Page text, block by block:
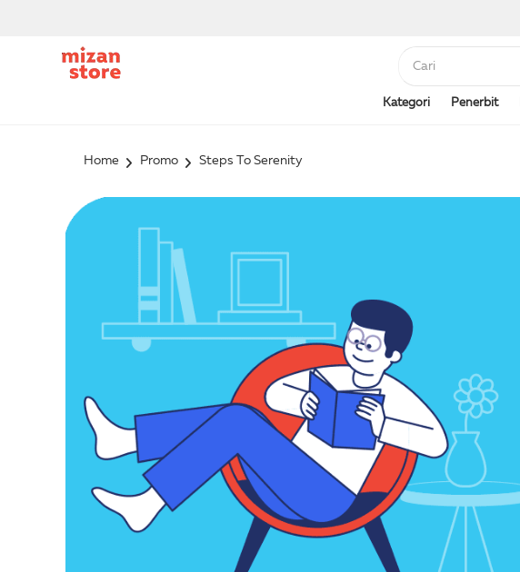
Kategori Penerbit
Home Promo Steps To Serenity